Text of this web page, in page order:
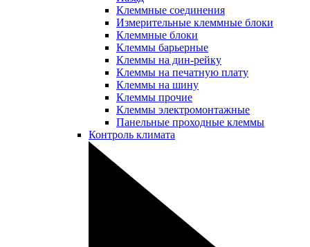
Клеммные соединения
Измерительные клеммные блоки
Клеммные блоки
Клеммы барьерные
Клеммы на дин-рейку
Клеммы на печатную плату
Клеммы на шину
Клеммы прочие
Клеммы электромонтажные
Панельные проходные клеммы
Контроль климата